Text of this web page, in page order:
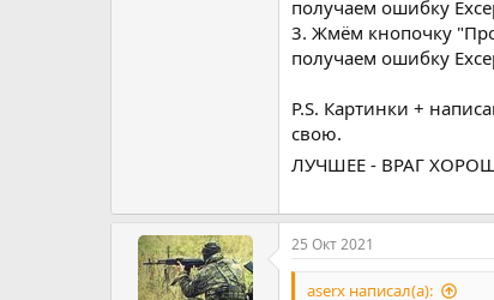
получаем ошибку
3. Жмём кнопочку
получаем ошибку
P.S. Картинки +
свою.
ЛУЧШЕЕ - ВРАГ
25 Окт 2021
aserx написал(а):